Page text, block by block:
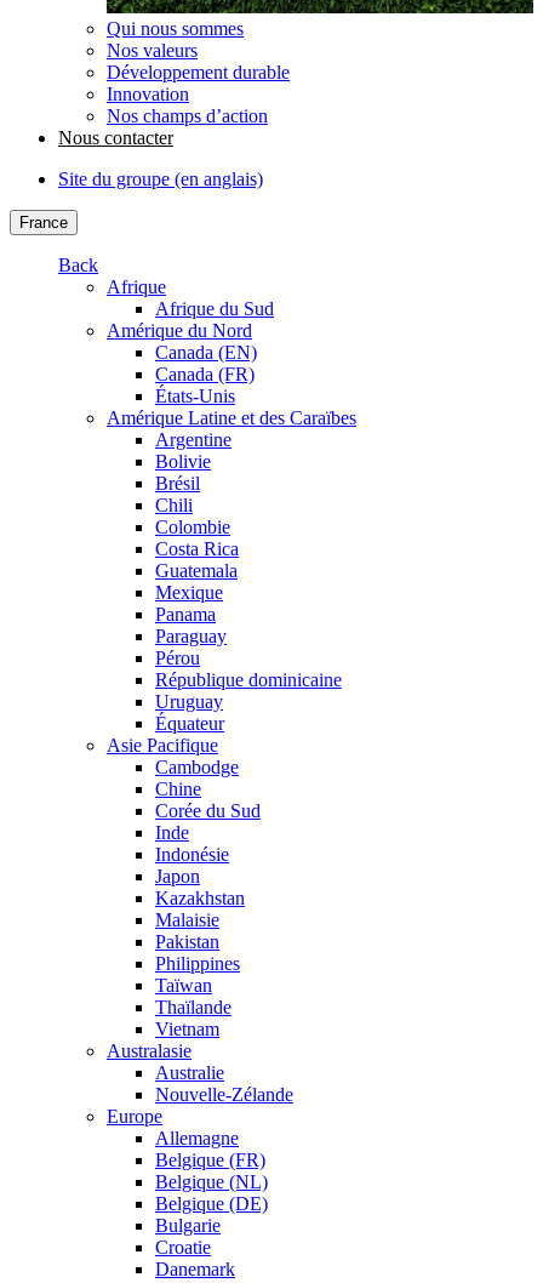
Qui nous sommes
Nos valeurs
Développement durable
Innovation
Nos champs d’action
Nous contacter
Site du groupe (en anglais)
France
Back
Afrique
Afrique du Sud
Amérique du Nord
Canada (EN)
Canada (FR)
États-Unis
Amérique Latine et des Caraïbes
Argentine
Bolivie
Brésil
Chili
Colombie
Costa Rica
Guatemala
Mexique
Panama
Paraguay
Pérou
République dominicaine
Uruguay
Équateur
Asie Pacifique
Cambodge
Chine
Corée du Sud
Inde
Indonésie
Japon
Kazakhstan
Malaisie
Pakistan
Philippines
Taïwan
Thaïlande
Vietnam
Australasie
Australie
Nouvelle-Zélande
Europe
Allemagne
Belgique (FR)
Belgique (NL)
Belgique (DE)
Bulgarie
Croatie
Danemark